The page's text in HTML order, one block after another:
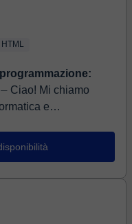
HTML
⏤ Ciao! Mi chiamo
e
e la ...